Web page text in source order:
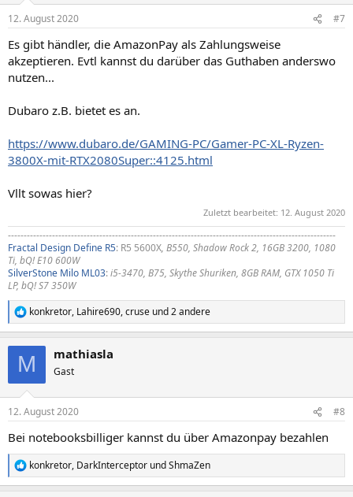
12. August 2020 #7
Es gibt händler, die AmazonPay als Zahlungsweise
akzeptieren. Evtl kannst du darüber das Guthaben anderswo
nutzen...
Dubaro z.B. bietet es an.
https://www.dubaro.de/GAMING-PC/Gamer-PC-XL-Ryzen-
3800X-mit-RTX2080Super::4125.html
Vllt sowas hier?
Zuletzt bearbeitet: 12. August 2020
--------------------------------------------------------------------------------------------------------
Fractal Design Define R5: R5 5600X, B550, Shadow Rock 2, 16GB 3200, 1080
Ti, bQ! E10 600W
SilverStone Milo ML03:i5-3470, B75, Skythe Shuriken, 8GB RAM, GTX 1050 Ti
LP, bQ! S7 350W
R
e
e
:
konkretor, Lahire690,cruse und 2 andere
M mathiasla
Gast
12. August 2020 #8
Bei notebooksbilliger kannst du über Amazonpay bezahlen
R
e
konkretor, DarkInterceptor undShmaZen